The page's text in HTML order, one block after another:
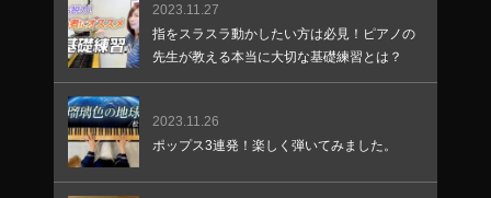
2023.11.27
指をスラスラ動かしたい方は必見！ピアノの
先生が教える本当に大切な基礎練習とは？
2023.11.26
ポップス3連発！楽しく弾いてみました。